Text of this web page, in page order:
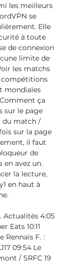
les meilleurs
se
Elle
à toute
de connexion
limite de
les matchs
compétitions
mondiales
ça
sur le page
du match /
sur la page
il faut
de
en avez un.
la lecture,
en haut à
Actualités 4:05
Eats 10:11
Rennais F. :
09:54 Le
/ SRFC 19